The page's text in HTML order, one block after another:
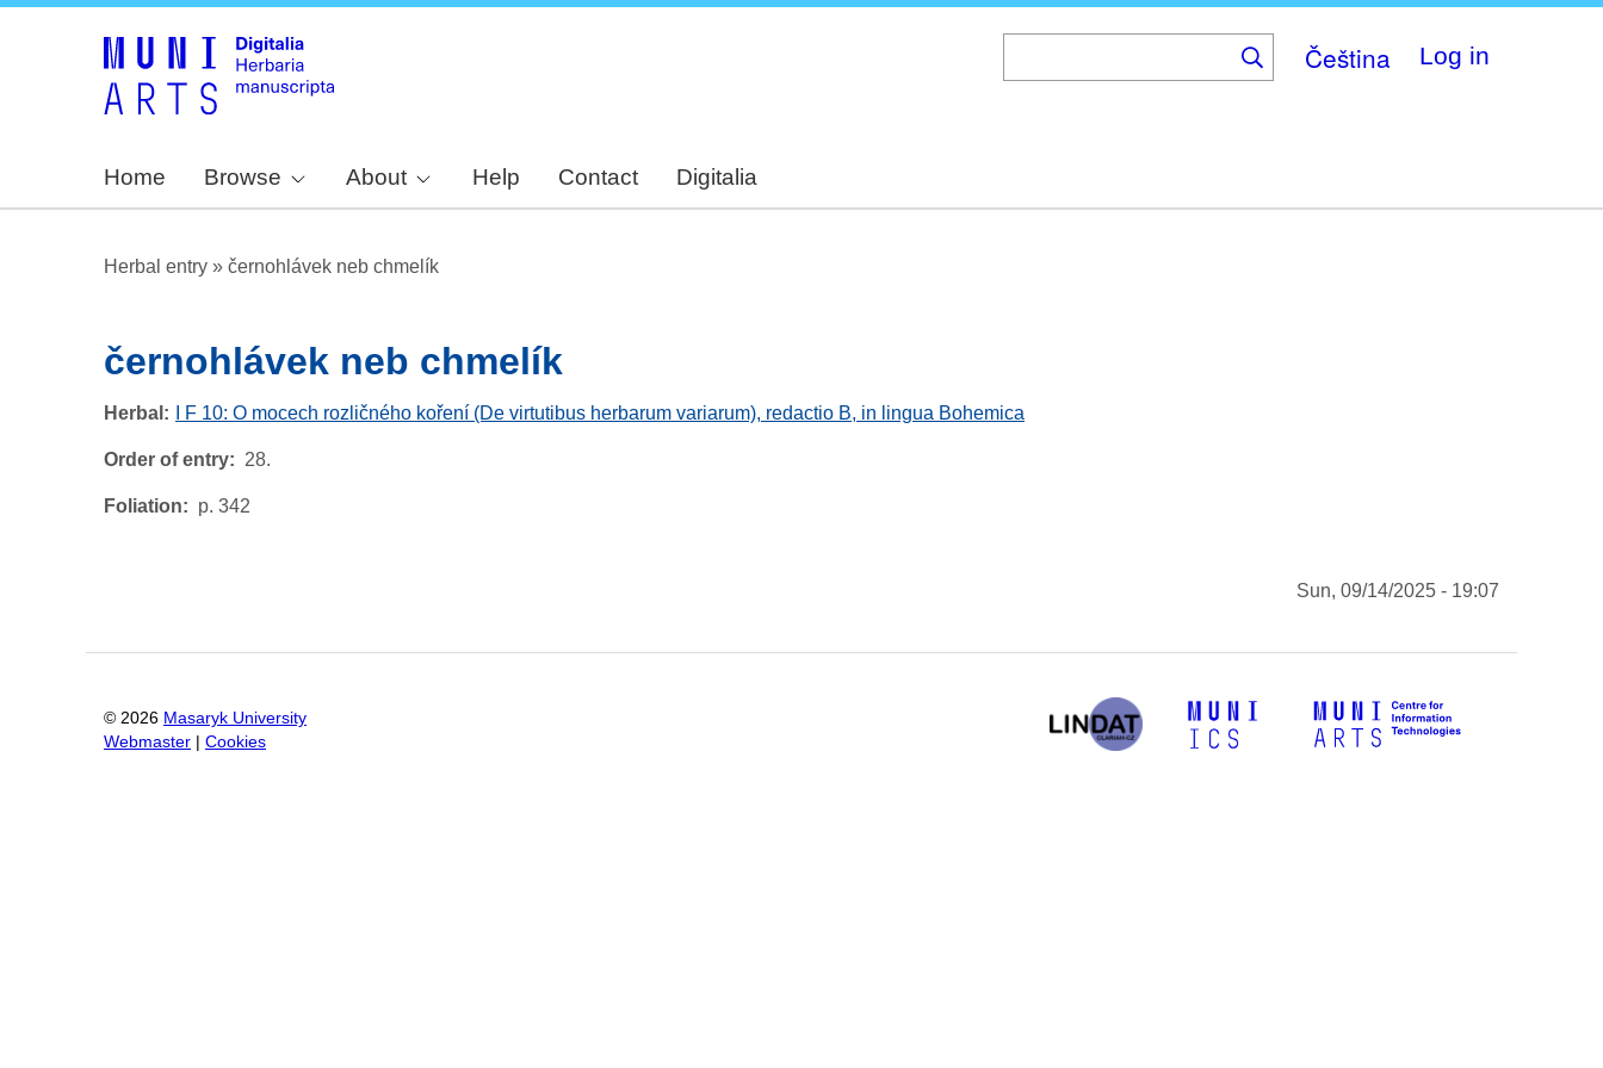
Čeština Log in
Home Browse About Help Contact Digitalia
Herbal entry » černohlávek neb chmelík
černohlávek neb chmelík
Herbal I F 10: O mocech rozličného koření (De virtutibus herbarum variarum), redactio B, in lingua Bohemica
Order of entry 28.
Foliation p. 342
Sun, 09/14/2025 - 19:07
© 2026 Masaryk University
Webmaster
Cookies